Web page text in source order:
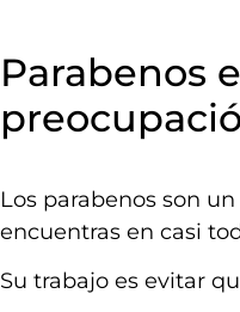
Parabenos
Los parabenos son
encuentras en casi
Su trabajo es evitar